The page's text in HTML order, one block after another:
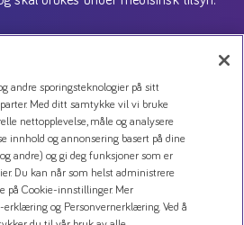
(C) 2026 Danone AS
andre sporingsteknologier på sitt
Med ditt samtykke vil vi bruke
nettopplevelse, måle og analysere
innhold og annonsering basert på dine
andre) og gi deg funksjoner som er
Du kan når som helst administrere
på Cookie-innstillinger. Mer
og Personvernerklæring. Ved å